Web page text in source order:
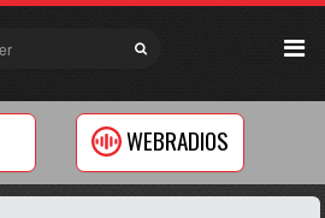
WEBRADIOS